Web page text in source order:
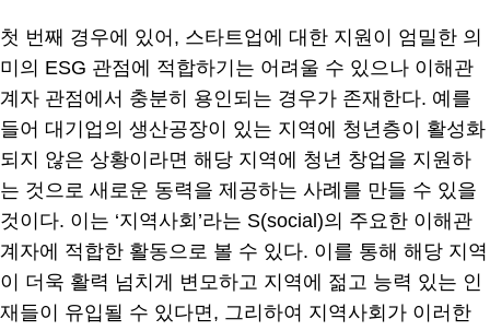
첫 번째 경우에 있어, 스타트업에 대한 지원이 엄밀한 의
미의 ESG 관점에 적합하기는 어려울 수 있으나 이해관
계자 관점에서 충분히 용인되는 경우가 존재한다. 예를
들어 대기업의 생산공장이 있는 지역에 청년층이 활성화
되지 않은 상황이라면 해당 지역에 청년 창업을 지원하
는 것으로 새로운 동력을 제공하는 사례를 만들 수 있을
것이다. 이는 ‘지역사회’라는 S(social)의 주요한 이해관
계자에 적합한 활동으로 볼 수 있다. 이를 통해 해당 지역
이 더욱 활력 넘치게 변모하고 지역에 젊고 능력 있는 인
재들이 유입될 수 있다면, 그리하여 지역사회가 이러한